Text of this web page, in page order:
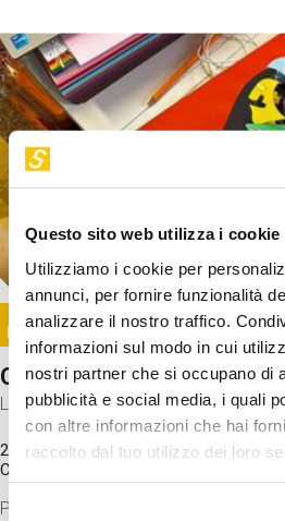
Questo sito web utilizza i cookie
Utilizziamo i cookie per
annunci, per fornire funzionalità
analizzare il nostro traffico.
informazioni sul modo in cui
nostri partner che si occupano di
pubblicità e social media, i quali
con altre informazioni che hai
raccolto dal tuo utilizzo dei loro
Selezione
Image
SUNDAY@STEP
Come funziona il
Laboratorio
20 Set 2026 / 11:15 - 13:00
Costo
Proveremo a costruire un cervello in